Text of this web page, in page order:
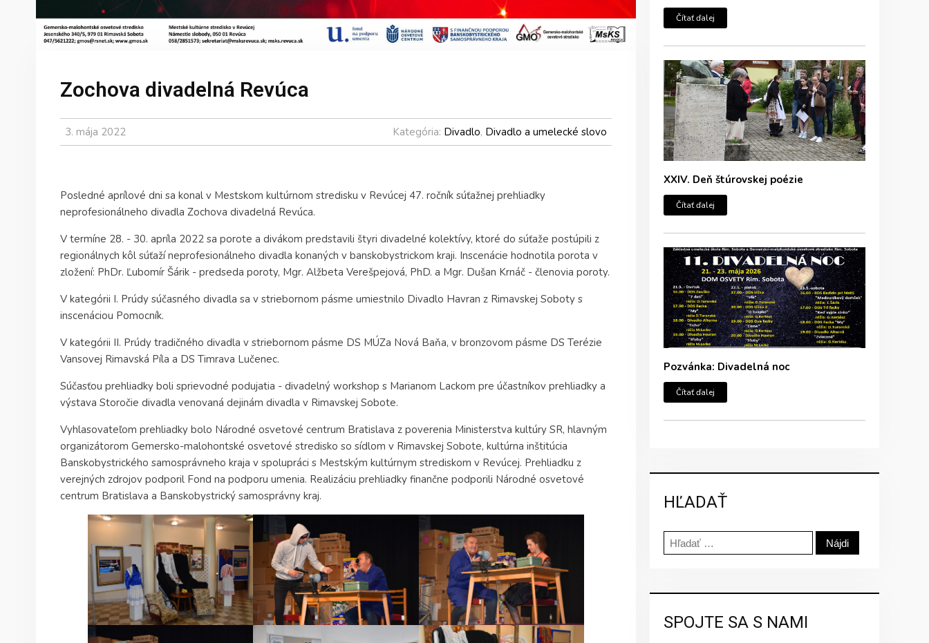
Zochova divadelná Revúca
3. mája 2022 Kategória: Divadlo, Divadlo a umelecké slovo
Posledné aprílové dni sa konal v Mestskom kultúrnom stredisku v Revúcej 47. ročník súťažnej prehliadky
neprofesionálneho divadla Zochova divadelná Revúca.
V termíne 28. - 30. apríla 2022 sa porote a divákom predstavili štyri divadelné kolektívy, ktoré do súťaže postúpili z
regionálnych kôl súťaží neprofesionálneho divadla konaných v banskobystrickom kraji. Inscenácie hodnotila porota v
zložení: PhDr. Ľubomír Šárik - predseda poroty, Mgr. Alžbeta Verešpejová, PhD. a Mgr. Dušan Krnáč - členovia poroty.
V kategórii I. Prúdy súčasného divadla sa v striebornom pásme umiestnilo Divadlo Havran z Rimavskej Soboty s
inscenáciou Pomocník.
V kategórii II. Prúdy tradičného divadla v striebornom pásme DS MÚZa Nová Baňa, v bronzovom pásme DS Terézie
Vansovej Rimavská Píla a DS Timrava Lučenec.
Súčasťou prehliadky boli sprievodné podujatia - divadelný workshop s Marianom Lackom pre účastníkov prehliadky a
výstava Storočie divadla venovaná dejinám divadla v Rimavskej Sobote.
Vyhlasovateľom prehliadky bolo Národné osvetové centrum Bratislava z poverenia Ministerstva kultúry SR, hlavným
organizátorom Gemersko-malohontské osvetové stredisko so sídlom v Rimavskej Sobote, kultúrna inštitúcia
Banskobystrického samosprávneho kraja v spolupráci s Mestským kultúrnym strediskom v Revúcej. Prehliadku z
verejných zdrojov podporil Fond na podporu umenia. Realizáciu prehliadky finančne podporili Národné osvetové
centrum Bratislava a Banskobystrický samosprávny kraj.
Čítať ďalej
XXIV. Deň štúrovskej poézie
Čítať ďalej
Pozvánka: Divadelná noc
Čítať ďalej
HĽADAŤ
Hľadať:
SPOJTE SA S NAMI